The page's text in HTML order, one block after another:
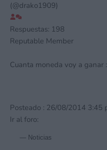
(@drako1909)
Respuestas: 198
Reputable Member
Cuanta moneda voy a ganar
Posteado : 26/08/2014 3:45
Ir al foro: